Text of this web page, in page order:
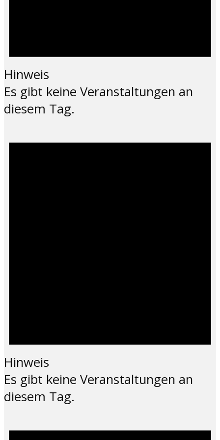
Hinweis
Es gibt keine Veranstaltungen an
diesem Tag.
Hinweis
Es gibt keine Veranstaltungen an
diesem Tag.